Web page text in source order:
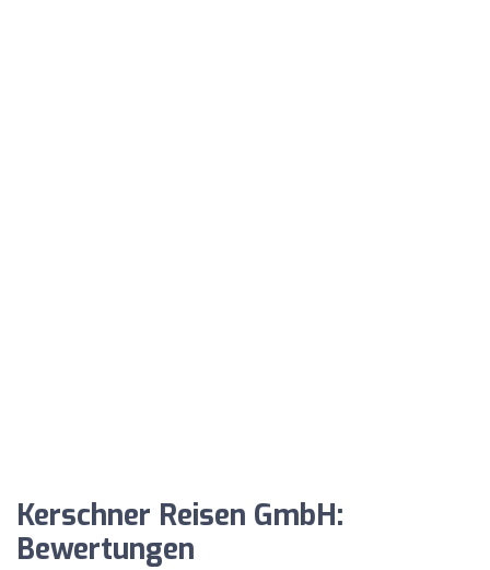
Kerschner Reisen GmbH:
Bewertungen